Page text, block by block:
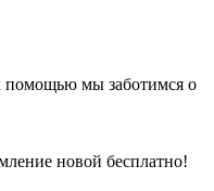
мы заботимся о
новой бесплатно!